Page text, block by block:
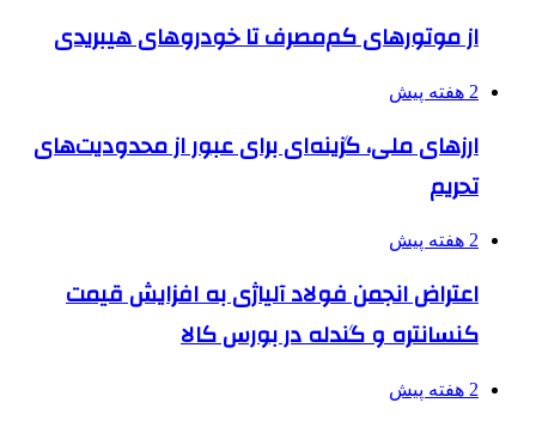
از موتورهای کم‌مصرف تا خودروهای هیبریدی
2 هفته پیش
ارزهای ملی، گزینه‌ای برای عبور از محدودیت‌های
تحریم
2 هفته پیش
اعتراض انجمن فولاد آلیاژی به افزایش قیمت
کنسانتره و گندله در بورس کالا
2 هفته پیش